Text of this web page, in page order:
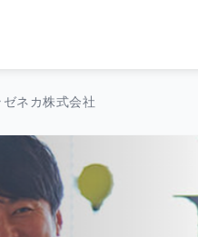
ネカ株式会社